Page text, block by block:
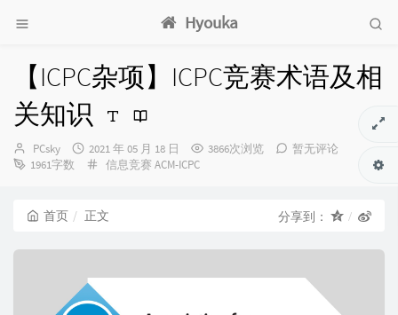
Hyouka
【ICPC杂项】ICPC竞赛术语及相
关知识
博
主：
PCsky
发
布
2021 年 05 月 18 日 3866次浏览
暂无评论
1961字数
分
信息竞赛 ACM-ICPC
首页 正文 分享到：